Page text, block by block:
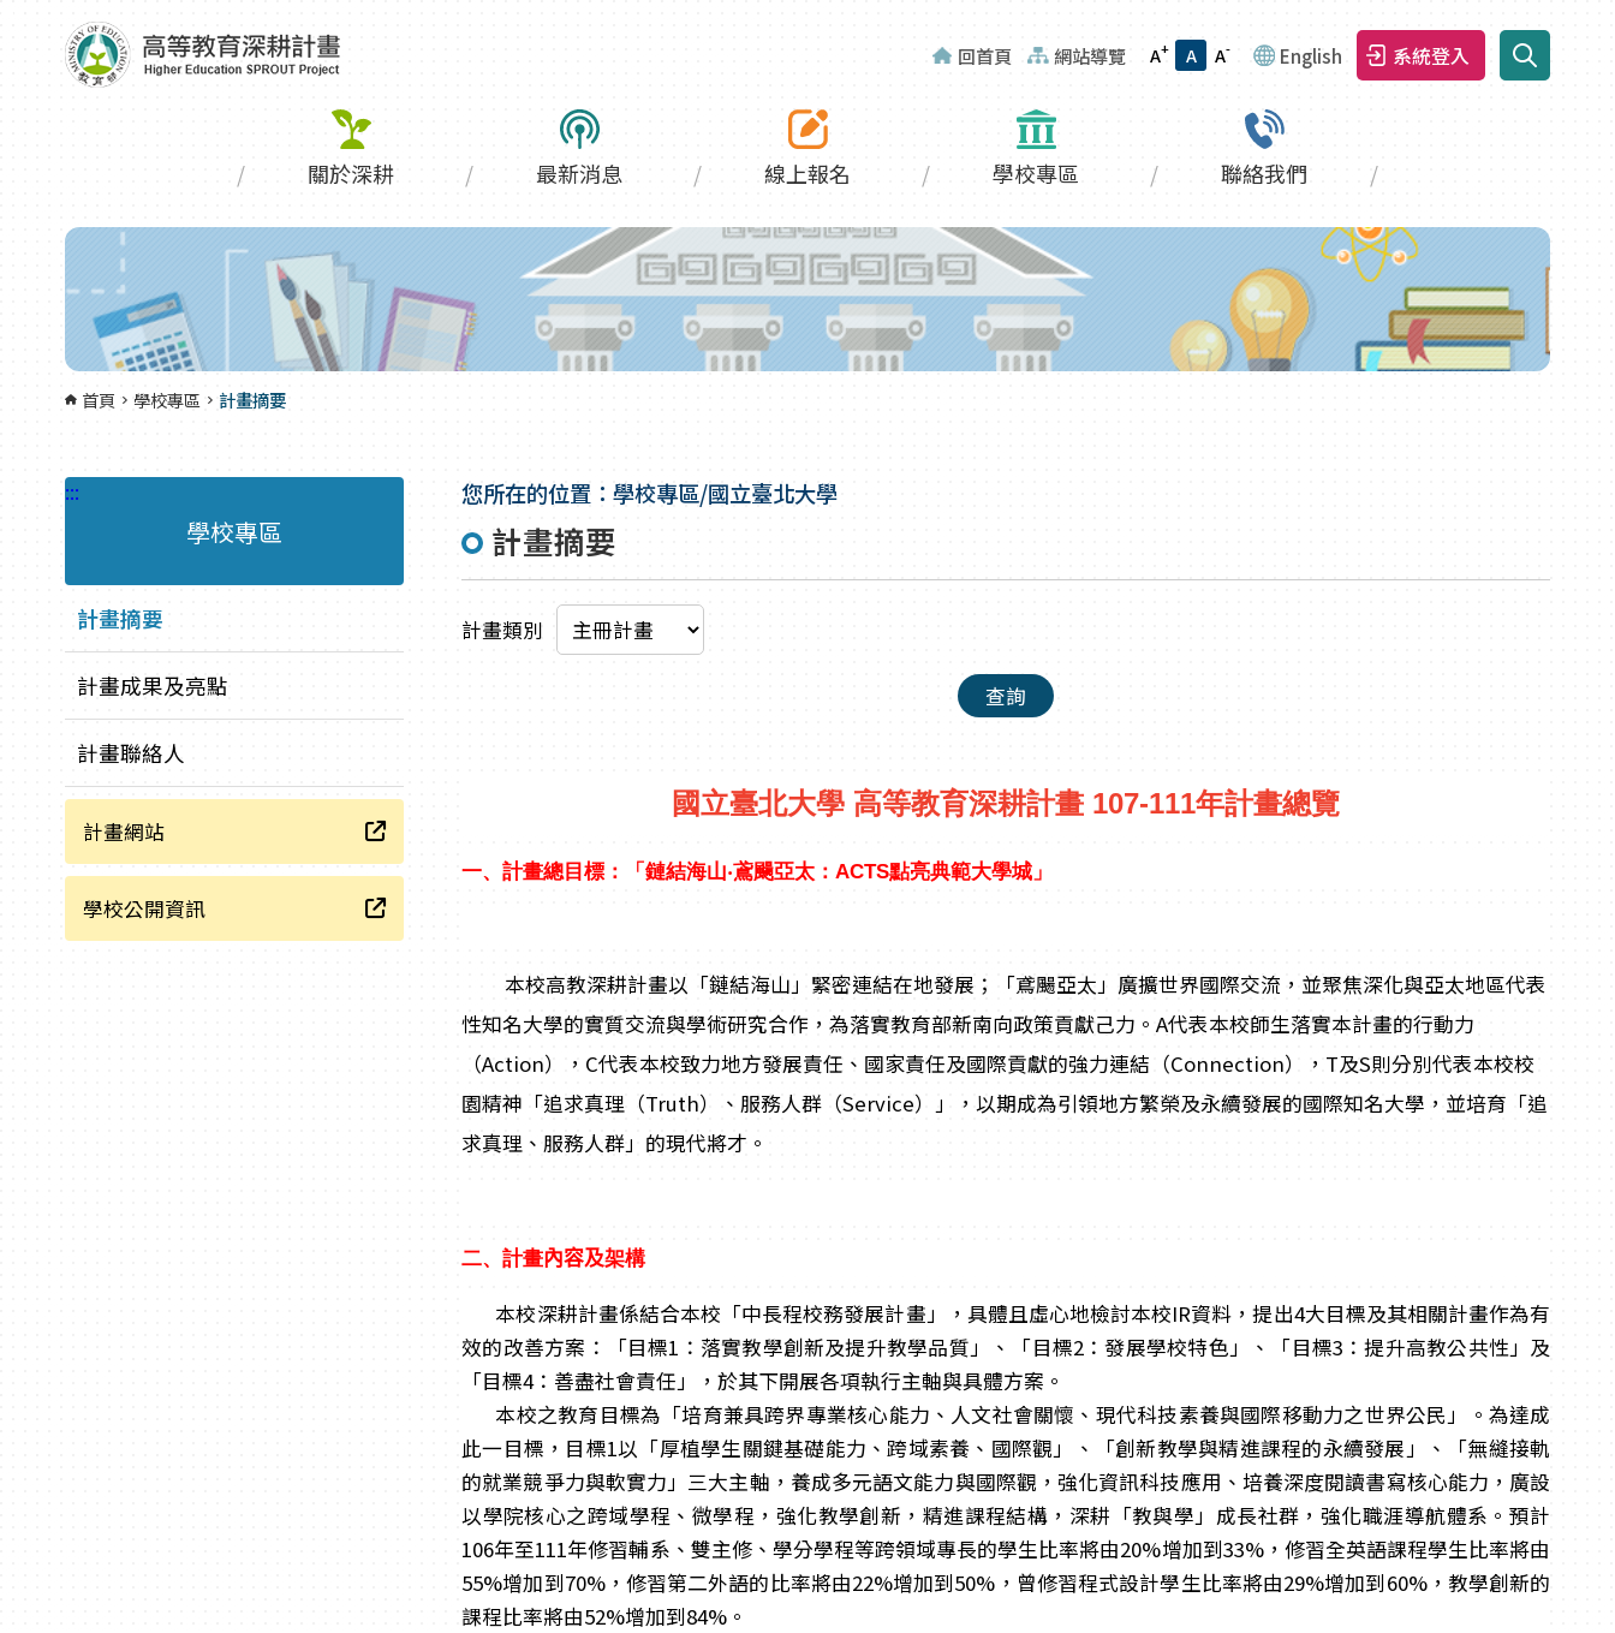
回首頁 網站導覽 A+ A A- English 系統登入
關於深耕 最新消息 線上報名 學校專區 聯絡我們
首頁 學校專區 計畫摘要
:::
學校專區
計畫摘要
計畫成果及亮點
計畫聯絡人
計畫網站
學校公開資訊
您所在的位置：學校專區/國立臺北大學
計畫摘要
計畫類別
查詢
國立臺北大學 高等教育深耕計畫 107-111年計畫總覽
一、計畫總目標：「鏈結海山‧鳶颺亞太： ACTS點亮典範大學城」
本校高教深耕計畫以「鏈結海山」緊密連結在地發展；「鳶颺亞太」廣擴世界國際交流，並聚焦深化與亞太地區代表
性知名大學的實質交流與學術研究合作，為落實教育部新南向政策貢獻己力。A代表本校師生落實本計畫的行動力
（Action），C代表本校致力地方發展責任、國家責任及國際貢獻的強力連結（Connection），T及S則分別代表本校校
園精神「追求真理（Truth）、服務人群（Service）」，以期成為引領地方繁榮及永續發展的國際知名大學，並培育「追
求真理、服務人群」的現代將才。
二、計畫內容及架構
本校深耕計畫係結合本校「中長程校務發展計畫」，具體且虛心地檢討本校IR資料，提出4大目標及其相關計畫作為有
效的改善方案：「目標1：落實教學創新及提升教學品質」、「目標2：發展學校特色」、「目標3：提升高教公共性」及
「目標4：善盡社會責任」，於其下開展各項執行主軸與具體方案。
本校之教育目標為「培育兼具跨界專業核心能力、人文社會關懷、現代科技素養與國際移動力之世界公民」。為達成
此一目標，目標1以「厚植學生關鍵基礎能力、跨域素養、國際觀」、「創新教學與精進課程的永續發展」、「無縫接軌
的就業競爭力與軟實力」三大主軸，養成多元語文能力與國際觀，強化資訊科技應用、培養深度閱讀書寫核心能力，廣設
以學院核心之跨域學程、微學程，強化教學創新，精進課程結構，深耕「教與學」成長社群，強化職涯導航體系。預計
106年至111年修習輔系、雙主修、學分學程等跨領域專長的學生比率將由20%增加到33%，修習全英語課程學生比率將由
55%增加到70%，修習第二外語的比率將由22%增加到50%，曾修習程式設計學生比率將由29%增加到60%，教學創新的
課程比率將由52%增加到84%。